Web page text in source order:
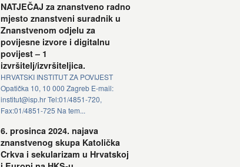
NATJEČAJ za znanstveno radno
mjesto znanstveni suradnik u
Znanstvenom odjelu za
povijesne izvore i digitalnu
povijest – 1
izvršitelj/izvršiteljica.
HRVATSKI INSTITUT ZA POVIJEST
Opatička 10, 10 000 Zagreb E-mail:
institut@isp.hr Tel:01/4851-720,
Fax:01/4851-725 Na tem...
6. prosinca 2024. najava
znanstvenog skupa Katolička
Crkva i sekularizam u Hrvatskoj